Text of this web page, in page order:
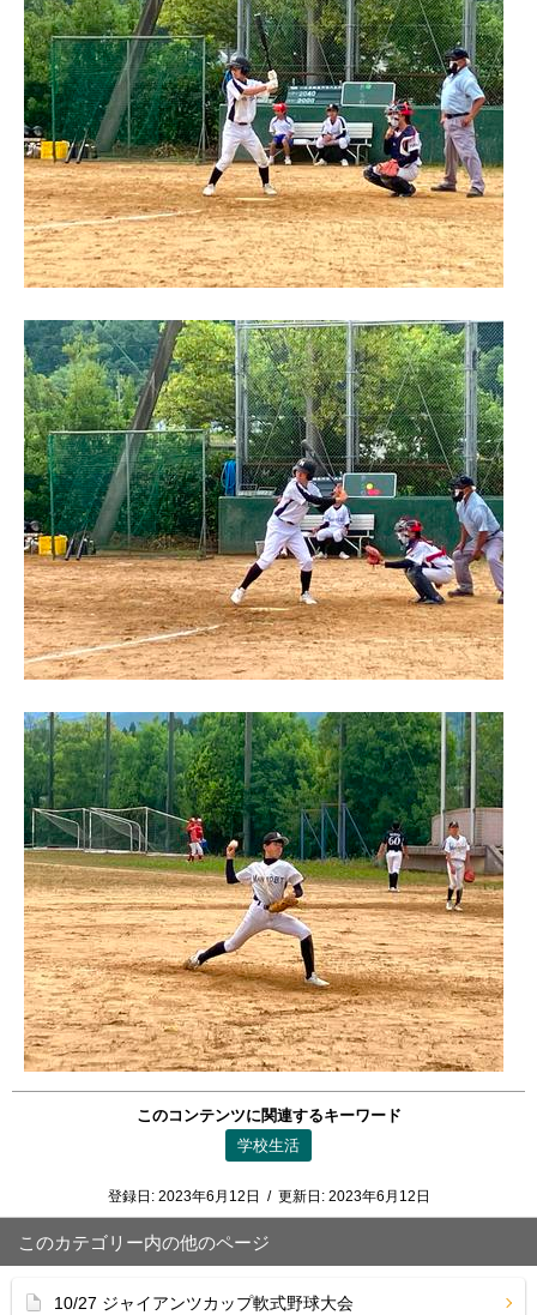
このコンテンツに関連するキーワード
学校生活
登録日: 2023年6月12日 / 更新日: 2023年6月12日
このカテゴリー内の他のページ
10/27 ジャイアンツカップ軟式野球大会